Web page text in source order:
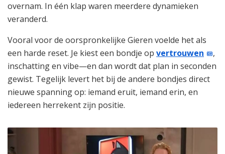
overnam. In één klap waren meerdere dynamieken
veranderd.
Vooral voor de oorspronkelijke Gieren voelde het als
een harde reset. Je kiest een bondje op vertrouwen
,
inschatting en vibe—en dan wordt dat plan in seconden
gewist. Tegelijk levert het bij de andere bondjes direct
nieuwe spanning op: iemand eruit, iemand erin, en
iedereen herrekent zijn positie.